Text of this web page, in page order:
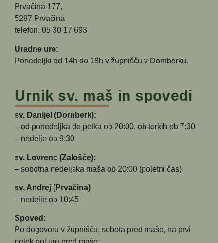
Prvačina 177,
5297 Prvačina
telefon: 05 30 17 693
Uradne ure:
Ponedeljki od 14h do 18h v župnišču v Dornberku.
Urnik sv. maš in spovedi
sv. Danijel (Dornberk):
– od ponedeljka do petka ob 20:00, ob torkih ob 7:30
– nedelje ob 9:30
sv. Lovrenc (Zalošče):
– sobotna nedeljska maša ob 20:00 (poletni čas)
sv. Andrej (Prvačina)
– nedelje ob 10:45
Spoved:
Po dogovoru v župnišču, sobota pred mašo, na prvi